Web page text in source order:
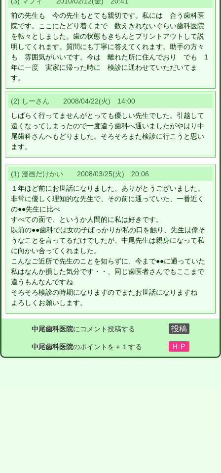
前の先生も 今の先生もとても親切です。私には 合う歯科医
院です。ここにたどり着くまで 数えきれないぐらい歯科医院
を転々としました。歯の状態もきちんとプリントアウトして説
明してくれます。質問にも丁寧に答えてくれます。助手の方々
も 雰囲気がいいです。今は 離れた所に住んでおり でも 1
年に一度 実家に帰った時に 検診に通わせていただいてま
す。
(2) しーさん 2008/04/22(火) 14:00
しばらく行ってませんがとっても優しい先生でした。引越して
遠くなってしまったので一度違う歯科へ通いましたがやはり中
尾歯科さんへもどりました。そろそろまた検診に行こうと思い
ます。
(1) 漫画だけかい 2008/03/25(火) 20:06
１年ほど前にお世話になりました、ありがとうございました。
非常に優しく理知的な先生で、その前に通っていた、一番近く
の●●先生に比べ
すべての面で、というか人間的に私は好きです。
以前の●●歯科では女の子ばっかりが私の口を触り、先生は偉そ
うなことを言ってるだけでしたが、中尾先生は親身になって私
に向かい合ってくれました。
こんなご近所で先生のことを知らずに、今まで●●に通っていた
私はなんか損した気分です・・、同じ歯医者さんでもここまで
違うもんなんですね
そろそろ検診の時期になりますのでまたお世話になりますね
よろしくお願いします。
中尾歯科医院にコメント投稿する
中尾歯科医院のポイントを＋１する